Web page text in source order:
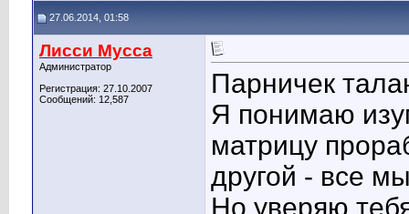
27.06.2014, 01:58
Лисси Мусса
Администратор
Регистрация: 27.10.2007
Сообщений: 12,587
Парничек
Я понимаю
матрицу
другой - все
Но уверяю